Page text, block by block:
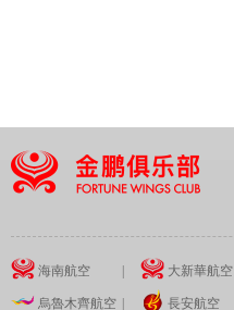
海南航空 大新華航空
烏魯木齊航空 長安航空